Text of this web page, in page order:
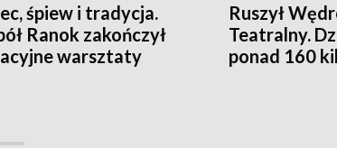
śpiew i tradycja.
Ranok zakończył
warsztaty
Ruszył
Teatralny.
ponad 160